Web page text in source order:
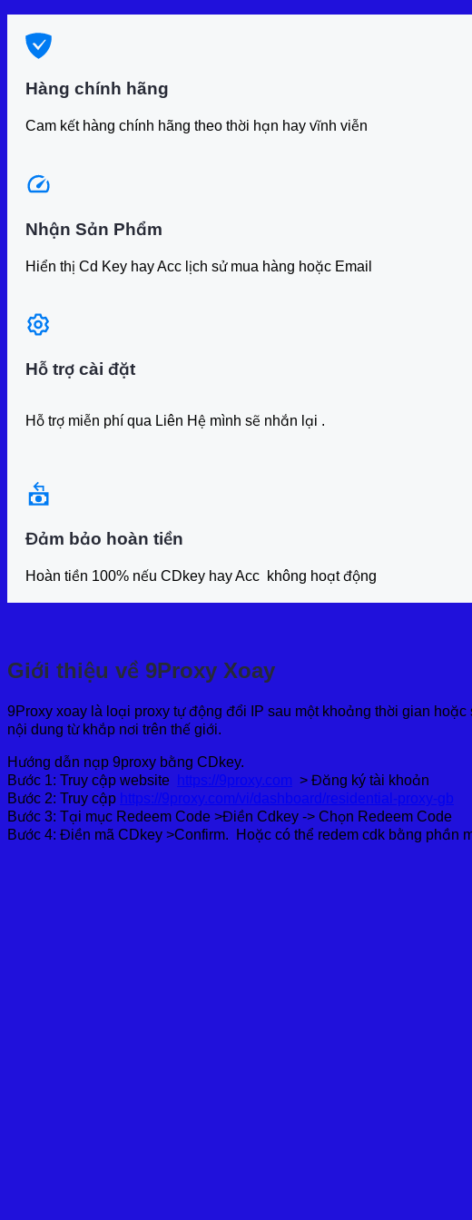
Hàng chính hãng
Cam kết hàng chính hãng theo thời hạn hay vĩnh viễn
Nhận Sản Phẩm
Hiển thị Cd Key hay Acc lịch sử mua hàng hoặc Email
Hỗ trợ cài đặt
Hỗ trợ miễn phí qua Liên Hệ mình sẽ nhắn lại .
Đảm bảo hoàn tiền
Hoàn tiền 100% nếu CDkey hay Acc không hoạt động
Giới thiệu về 9Proxy Xoay
9Proxy xoay là loại proxy tự động đổi IP sau một khoảng thời gian
nội dung từ khắp nơi trên thế giới.
Hướng dẫn nạp 9proxy bằng CDkey.
Bước 1: Truy cập website
https://9proxy.com > Đăng ký tài khoản
Bước 2: Truy cập https://9proxy.com/vi/dashboard/residential-proxy-gb
Bước 3: Tại mục Redeem Code >Điền Cdkey -> Chọn Redeem Code
Bước 4: Điền mã CDkey >Confirm. Hoặc có thể redem cdk bằng phần